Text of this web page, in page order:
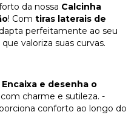
da nossa Calcinha
! Com tiras laterais de
perfeitamente ao seu
valoriza suas curvas.
Encaixa e desenha o
charme e sutileza. -
conforto ao longo do